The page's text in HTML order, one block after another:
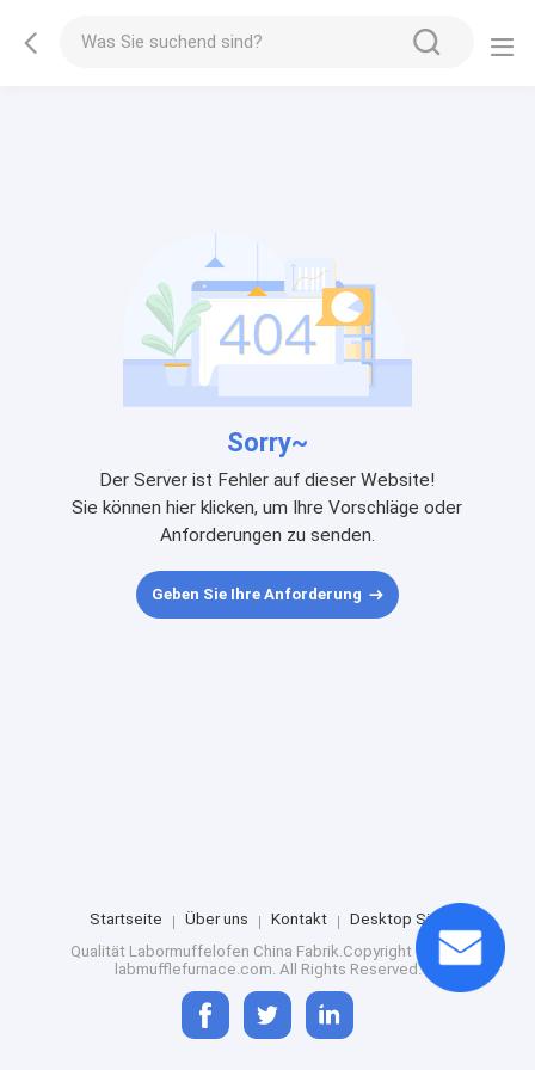
Sorry~
Der Server ist Fehler auf dieser Website!
Sie können hier klicken, um Ihre Vorschläge oder
Anforderungen zu senden.
Geben Sie Ihre Anforderung
Startseite Über uns Kontakt
Desktop Site
Qualität Labormuffelofen China Fabrik.Copyright © 2024
labmufflefurnace.com. All Rights Reserved.